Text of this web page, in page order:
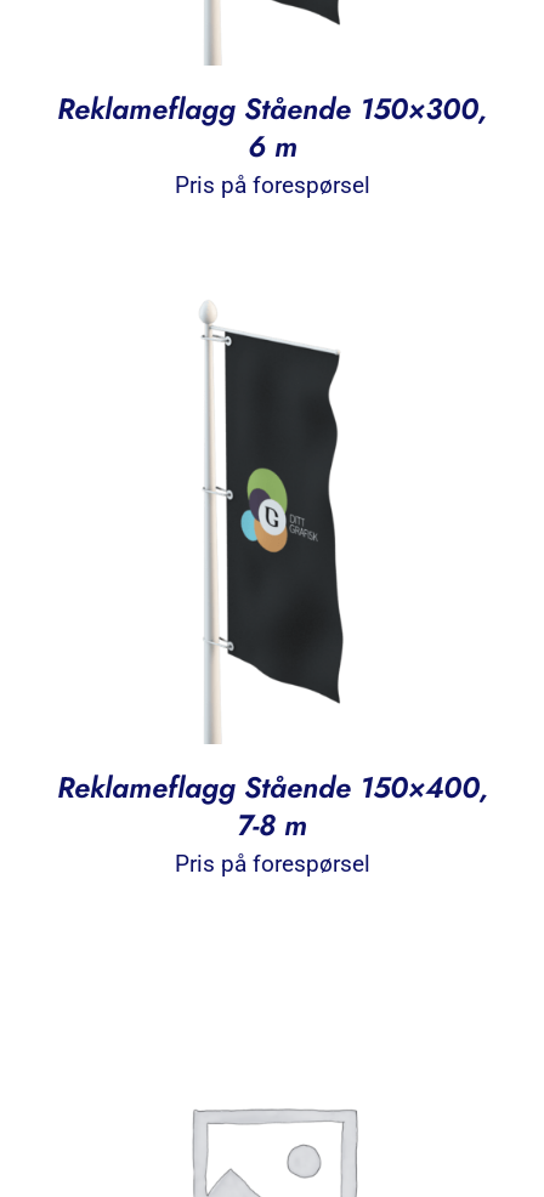
Reklameflagg Stående 150×300,
6 m
Pris på forespørsel
Reklameflagg Stående 150×400,
7-8 m
Pris på forespørsel